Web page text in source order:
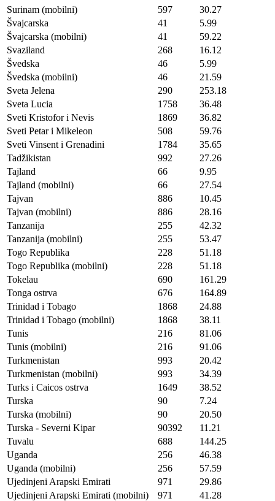
Surinam (mobilni)
597
30.27
Švajcarska
41
5.99
Švajcarska (mobilni)
41
59.22
Svaziland
268
16.12
Švedska
46
5.99
Švedska (mobilni)
46
21.59
Sveta Jelena
290
253.18
Sveta Lucia
1758
36.48
Sveti Kristofor i Nevis
1869
36.82
Sveti Petar i Mikeleon
508
59.76
Sveti Vinsent i Grenadini
1784
35.65
Tadžikistan
992
27.26
Tajland
66
9.95
Tajland (mobilni)
66
27.54
Tajvan
886
10.45
Tajvan (mobilni)
886
28.16
Tanzanija
255
42.32
Tanzanija (mobilni)
255
53.47
Togo Republika
228
51.18
Togo Republika (mobilni)
228
51.18
Tokelau
690
161.29
Tonga ostrva
676
164.89
Trinidad i Tobago
1868
24.88
Trinidad i Tobago (mobilni)
1868
38.11
Tunis
216
81.06
Tunis (mobilni)
216
91.06
Turkmenistan
993
20.42
Turkmenistan (mobilni)
993
34.39
Turks i Caicos ostrva
1649
38.52
Turska
90
7.24
Turska (mobilni)
90
20.50
Turska - Severni Kipar
90392
11.21
Tuvalu
688
144.25
Uganda
256
46.38
Uganda (mobilni)
256
57.59
Ujedinjeni Arapski Emirati
971
29.86
Ujedinjeni Arapski Emirati (mobilni)
971
41.28